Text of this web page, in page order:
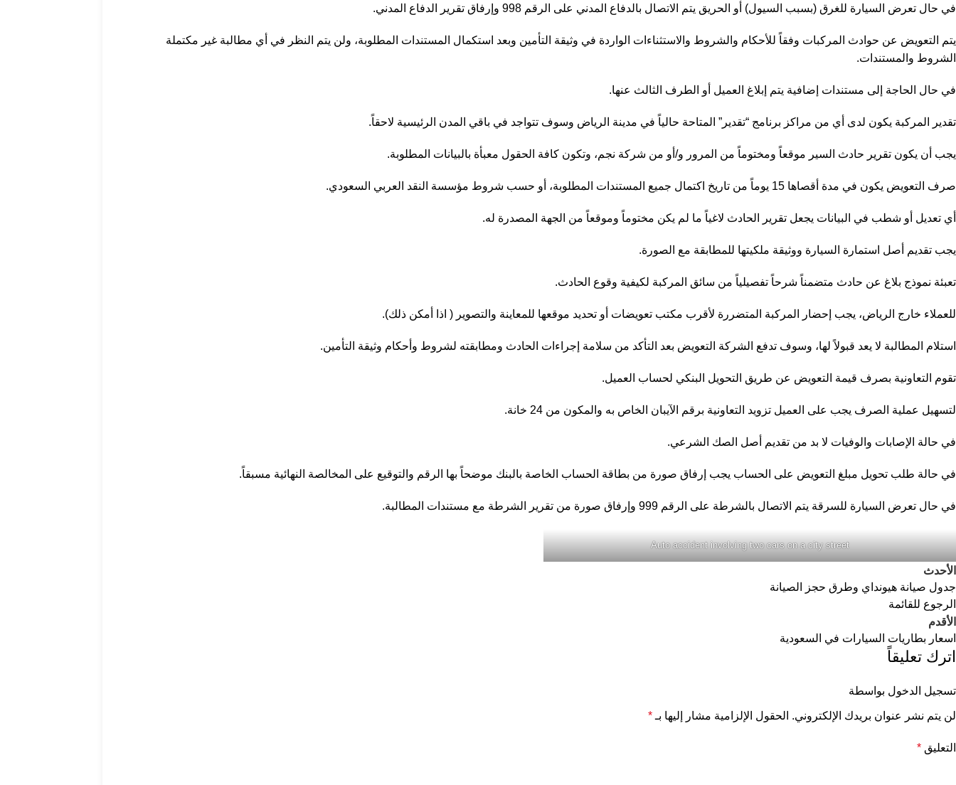
في حال تعرض السيارة للغرق (بسبب السيول) أو الحريق يتم الاتصال بالدفاع المدني على الرقم 998 وإرفاق تقرير الدفاع المدني.
يتم التعويض عن حوادث المركبات وفقاً للأحكام والشروط والاستثناءات الواردة في وثيقة التأمين وبعد استكمال المستندات المطلوبة، ولن يتم النظر في أي مطالبة غير مكتملة
الشروط والمستندات.
في حال الحاجة إلى مستندات إضافية يتم إبلاغ العميل أو الطرف الثالث عنها.
تقدير المركبة يكون لدى أي من مراكز برنامج “تقدير” المتاحة حالياً في مدينة الرياض وسوف تتواجد في باقي المدن الرئيسية لاحقاً.
يجب أن يكون تقرير حادث السير موقعاً ومختوماً من المرور و/أو من شركة نجم، وتكون كافة الحقول معبأة بالبيانات المطلوبة.
صرف التعويض يكون في مدة أقصاها 15 يوماً من تاريخ اكتمال جميع المستندات المطلوبة، أو حسب شروط مؤسسة النقد العربي السعودي.
أي تعديل أو شطب في البيانات يجعل تقرير الحادث لاغياً ما لم يكن مختوماً وموقعاً من الجهة المصدرة له.
يجب تقديم أصل استمارة السيارة ووثيقة ملكيتها للمطابقة مع الصورة.
تعبئة نموذج بلاغ عن حادث متضمناً شرحاً تفصيلياً من سائق المركبة لكيفية وقوع الحادث.
للعملاء خارج الرياض، يجب إحضار المركبة المتضررة لأقرب مكتب تعويضات أو تحديد موقعها للمعاينة والتصوير ( اذا أمكن ذلك).
استلام المطالبة لا يعد قبولاً لها، وسوف تدفع الشركة التعويض بعد التأكد من سلامة إجراءات الحادث ومطابقته لشروط وأحكام وثيقة التأمين.
تقوم التعاونية بصرف قيمة التعويض عن طريق التحويل البنكي لحساب العميل.
لتسهيل عملية الصرف يجب على العميل تزويد التعاونية برقم الآيبان الخاص به والمكون من 24 خانة.
في حالة الإصابات والوفيات لا بد من تقديم أصل الصك الشرعي.
في حالة طلب تحويل مبلغ التعويض على الحساب يجب إرفاق صورة من بطاقة الحساب الخاصة بالبنك موضحاً بها الرقم والتوقيع على المخالصة النهائية مسبقاً.
في حال تعرض السيارة للسرقة يتم الاتصال بالشرطة على الرقم 999 وإرفاق صورة من تقرير الشرطة مع مستندات المطالبة.
Auto accident involving two cars on a city street
الأحدث
جدول صيانة هيونداي وطرق حجز الصيانة
الرجوع للقائمة
الأقدم
اسعار بطاريات السيارات في السعودية
اترك تعليقاً
تسجيل الدخول بواسطة
لن يتم نشر عنوان بريدك الإلكتروني. الحقول الإلزامية مشار إليها بـ *
التعليق *